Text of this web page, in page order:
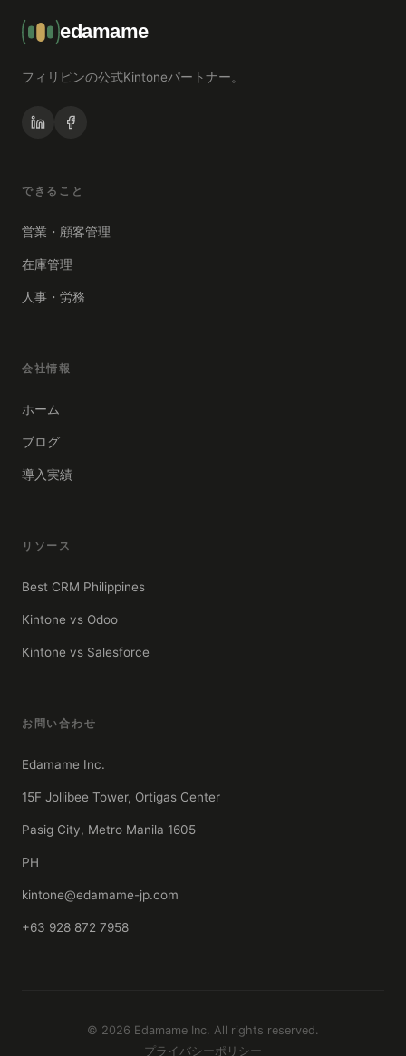
edamame
フィリピンの公式Kintoneパートナー。
できること
営業・顧客管理
在庫管理
人事・労務
会社情報
ホーム
ブログ
導入実績
リソース
Best CRM Philippines
Kintone vs Odoo
Kintone vs Salesforce
お問い合わせ
Edamame Inc.
15F Jollibee Tower, Ortigas Center
Pasig City, Metro Manila 1605
PH
kintone@edamame-jp.com
+63 928 872 7958
© 2026 Edamame Inc. All rights reserved.
プライバシーポリシー